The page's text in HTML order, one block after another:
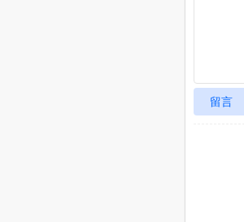
留言